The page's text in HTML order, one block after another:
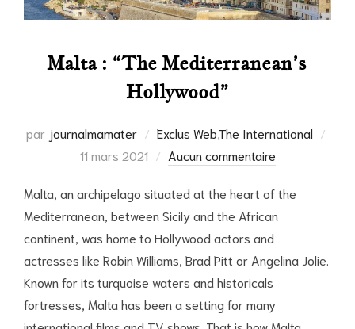
Malta : “The Mediterranean’s
Hollywood”
par journalmamater Exclus WebThe International
11 mars 2021 Aucun commentaire
Malta, an archipelago situated at the heart of the
Mediterranean, between Sicily and the African
continent, was home to Hollywood actors and
actresses like Robin Williams, Brad Pitt or Angelina Jolie.
Known for its turquoise waters and historicals
fortresses, Malta has been a setting for many